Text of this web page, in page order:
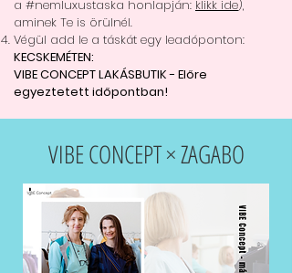
a #nemluxustaska honlapján: klikk ide),
aminek Te is örülnél.
Végül add le a táskát egy leadóponton:
KECSKEMÉTEN:
VIBE CONCEPT LAKÁSBUTIK - Előre
egyeztetett időpontban!
VIBE CONCEPT × ZAGABO